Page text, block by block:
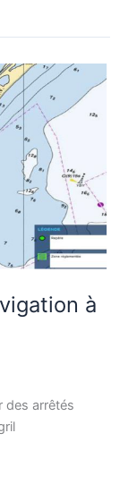
à
des arrêtés